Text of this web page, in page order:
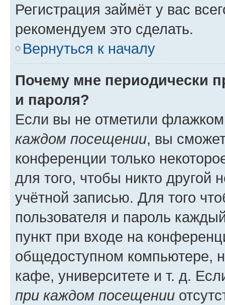
Регистрация займёт у вас
рекомендуем это сделать.
Вернуться к началу
Почему мне периодически
и пароля?
Если вы не отметили
каждом посещении, вы
конференции только
для того, чтобы никто другой
учётной записью. Для того
пользователя и пароль
пункт при входе на
общедоступном компьютере,
кафе, университете и т. д.
при каждом посещении